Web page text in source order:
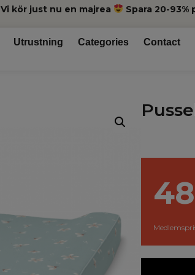
Vi kör just nu en majrea Spara 20-
Utrustning Categories Contact